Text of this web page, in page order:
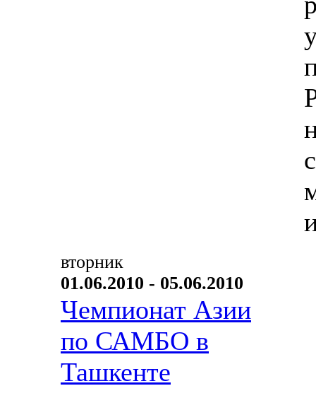
вторник
01.06.2010 - 05.06.2010
Чемпионат Азии
по САМБО в
Ташкенте